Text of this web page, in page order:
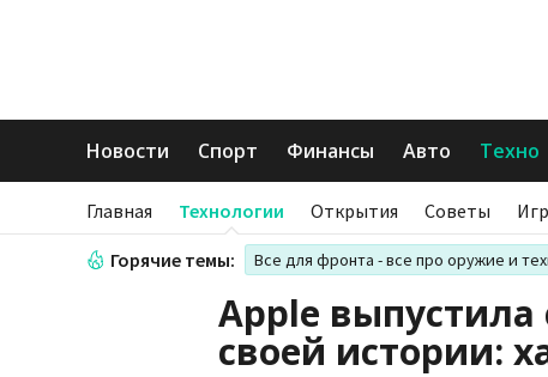
Новости Спорт Финансы Авто Техно
Главная Технологии Открытия Советы
Горячие темы: Все для фронта - все про оружие и
Apple
своей истории: